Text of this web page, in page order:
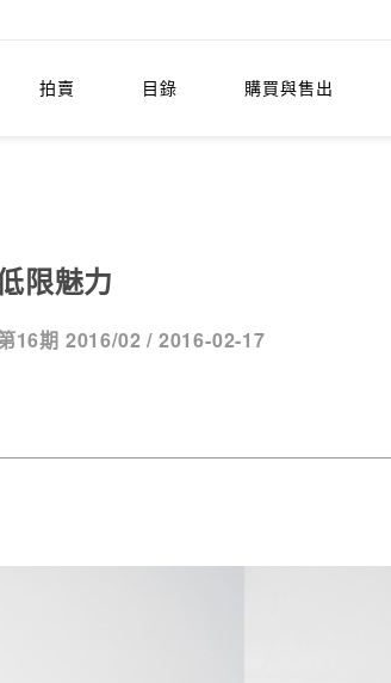
拍賣 目錄 購買與售出
限魅力
16期 2016/02 / 2016-02-17